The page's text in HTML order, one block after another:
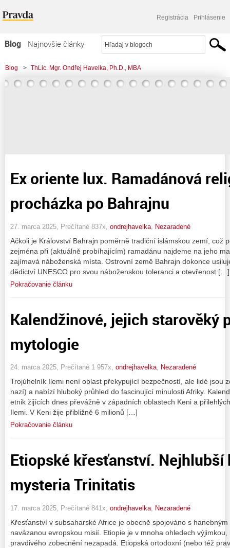
Registrácia Prihlásenie
Blog
Najnovšie články
Najčítanejšie články
Najkomentovanejšie články
Blog > ThLic. Mgr. Ondřej Havelka, Ph.D., MBA
Ex oriente lux. Ramadánová
procházka po Bahrajnu
27. marca 2025, Prečítané 837x, ondrejhavelka Nezaradené
Ačkoli je Království Bahrajn poměrně tradiční islámskou zemí, což
zejména při (aktuálně probíhajícím) ramadánu najdeme na jeho
zajímavá náboženská místa. Ostrovní země Bahrajn dokonce
dědictví UNESCO pro svou náboženskou toleranci a otevřenost […]
Pokračovanie článku
Kalendžinové, jejich starověký
mytologie
24. marca 2025, Prečítané 1 957x, ondrejhavelka, Nezaradené
Trojúhelník Ilemi není oblast překypující bezpečností, ale lidé jsou
nazí) a nabízí hluboký průhled do fascinující minulosti Afriky.
etnik žijících dnes převážně v západních oblastech Keni a
Ilemi. V Keni žije přibližně 6 milionů […]
Pokračovanie článku
Etiopské křesťanství. Nejhlubší
mysteria Trinitatis
17. marca 2025, Prečítané 841x, ondrejhavelka Nezaradené
Křesťanství v subsaharské Africe je obecně spojováno s
navázanou evropskou misií. Etiopie je v mnoha ohledech
pravdivého zobecnění nezapadá. Etiopská ortodoxní (nebo též